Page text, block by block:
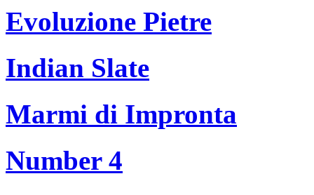
Evoluzione Pietre
Indian Slate
Marmi di Impronta
Number 4